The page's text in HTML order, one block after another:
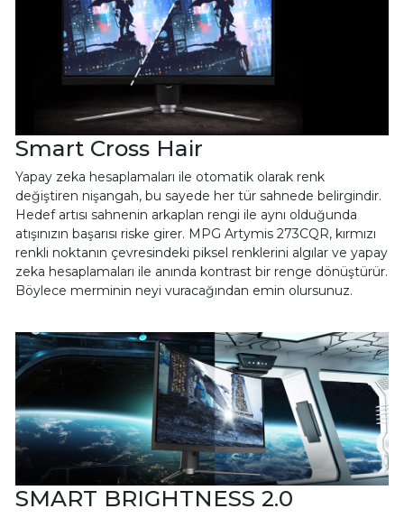
Smart Cross Hair
Yapay zeka hesaplamaları ile otomatik olarak renk
değiştiren nişangah, bu sayede her tür sahnede belirgindir.
Hedef artısı sahnenin arkaplan rengi ile aynı olduğunda
atışınızın başarısı riske girer. MPG Artymis 273CQR, kırmızı
renkli noktanın çevresindeki piksel renklerini algılar ve yapay
zeka hesaplamaları ile anında kontrast bir renge dönüştürür.
Böylece merminin neyi vuracağından emin olursunuz.
SMART BRIGHTNESS 2.0